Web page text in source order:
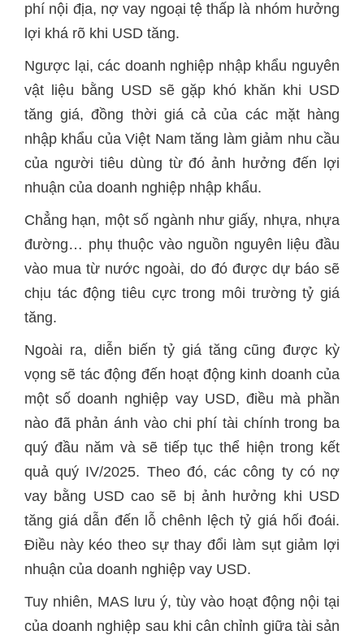
phí nội địa, nợ vay ngoại tệ thấp là nhóm hưởng
lợi khá rõ khi USD tăng.
Ngược lại, các doanh nghiệp nhập khẩu nguyên
vật liệu bằng USD sẽ gặp khó khăn khi USD
tăng giá, đồng thời giá cả của các mặt hàng
nhập khẩu của Việt Nam tăng làm giảm nhu cầu
của người tiêu dùng từ đó ảnh hưởng đến lợi
nhuận của doanh nghiệp nhập khẩu.
Chẳng hạn, một số ngành như giấy, nhựa, nhựa
đường… phụ thuộc vào nguồn nguyên liệu đầu
vào mua từ nước ngoài, do đó được dự báo sẽ
chịu tác động tiêu cực trong môi trường tỷ giá
tăng.
Ngoài ra, diễn biến tỷ giá tăng cũng được kỳ
vọng sẽ tác động đến hoạt động kinh doanh của
một số doanh nghiệp vay USD, điều mà phần
nào đã phản ánh vào chi phí tài chính trong ba
quý đầu năm và sẽ tiếp tục thể hiện trong kết
quả quý IV/2025. Theo đó, các công ty có nợ
vay bằng USD cao sẽ bị ảnh hưởng khi USD
tăng giá dẫn đến lỗ chênh lệch tỷ giá hối đoái.
Điều này kéo theo sự thay đổi làm sụt giảm lợi
nhuận của doanh nghiệp vay USD.
Tuy nhiên, MAS lưu ý, tùy vào hoạt động nội tại
của doanh nghiệp sau khi cân chỉnh giữa tài sản